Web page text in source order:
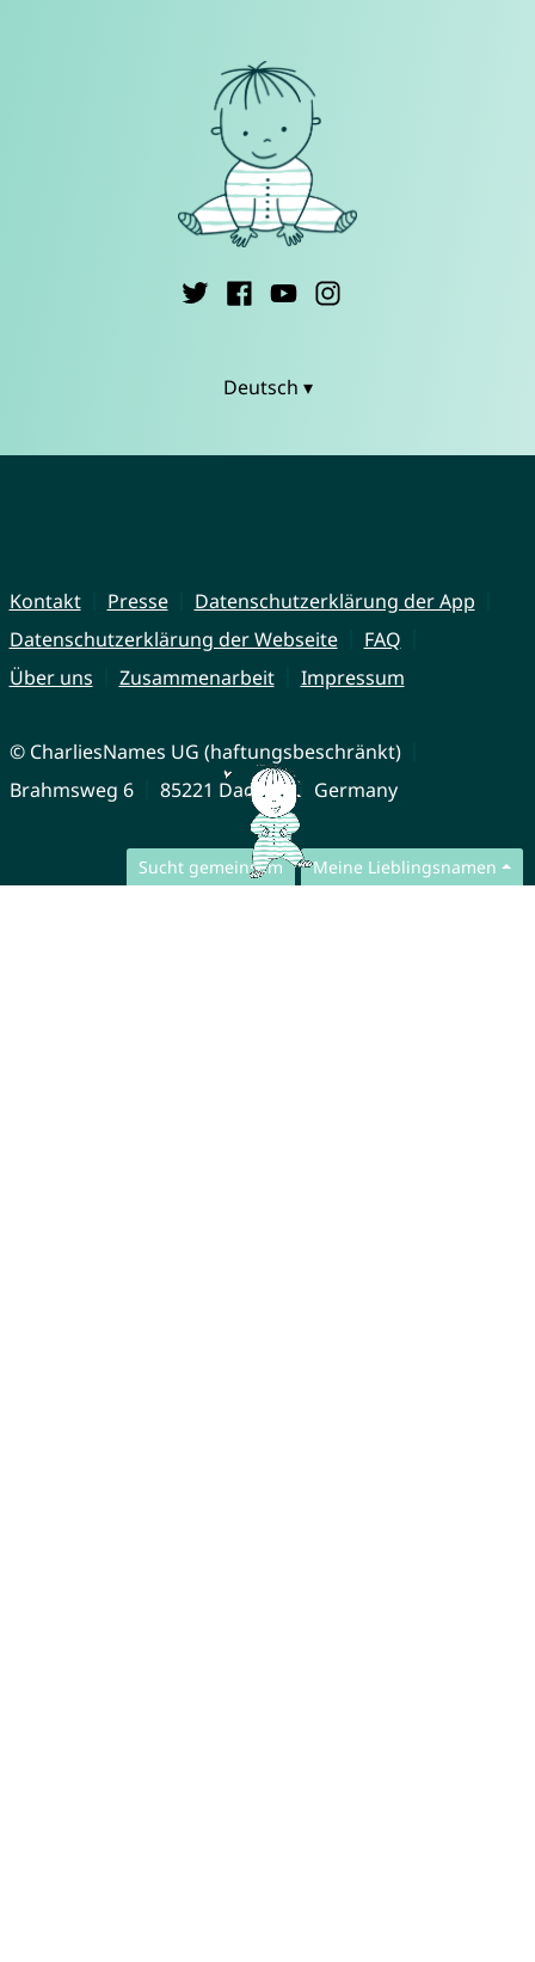
Sucht gemeinsam Meine Lieblingsnamen
Deutsch ▾
Kontakt Presse
Datenschutzerklärung der App
Datenschutzerklärung der Webseite
FAQ
Über uns
Zusammenarbeit Impressum
© CharliesNames UG (haftungsbeschränkt)
Brahmsweg 6
85221 Dachau Germany